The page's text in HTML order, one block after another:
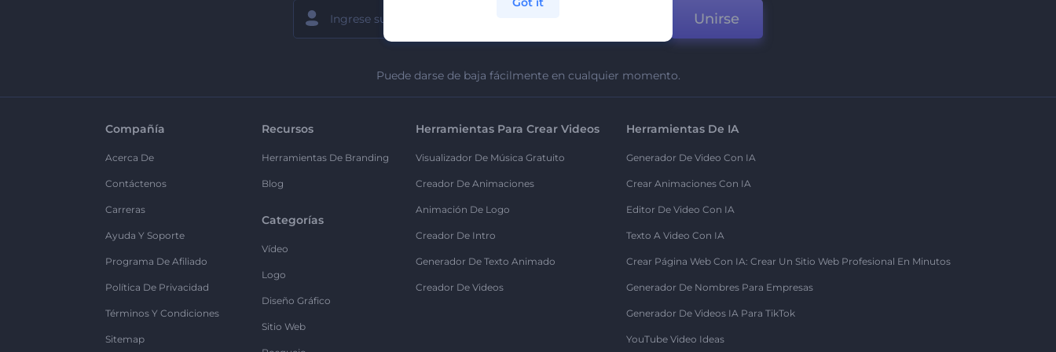
Unirse
Puede darse de baja fácilmente en cualquier momento.
Compañía
Acerca De
Contáctenos
Carreras
Ayuda Y Soporte
Programa De Afiliado
Política De Privacidad
Términos Y Condiciones
Sitemap
Recursos
Herramientas De Branding
Blog
Categorías
Vídeo
Logo
Diseño Gráfico
Sitio Web
Herramientas Para Crear Videos
Visualizador De Música Gratuito
Creador De Animaciones
Animación De Logo
Creador De Intro
Generador De Texto Animado
Creador De Videos
Herramientas De IA
Generador De Video Con IA
Crear Animaciones Con IA
Editor De Video Con IA
Texto A Video Con IA
Crear Página Web Con IA: Crear Un Sitio Web Profesional En Minutos
Generador De Nombres Para Empresas
Generador De Videos IA Para TikTok
YouTube Video Ideas